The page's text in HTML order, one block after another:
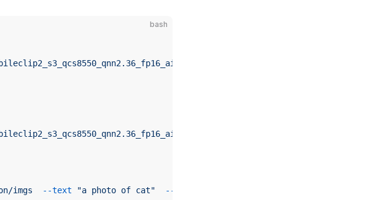
bash
python/open_clip
imgs
  --text
"a photo of cat"
  --invoke_nums